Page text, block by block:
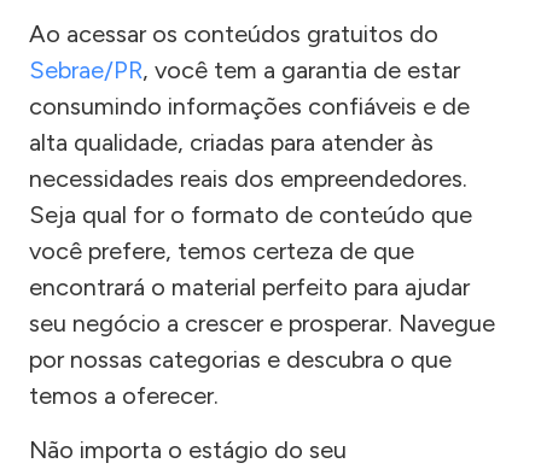
Ao acessar os conteúdos gratuitos do
Sebrae/PR, você tem a garantia de estar
consumindo informações confiáveis e de
alta qualidade, criadas para atender às
necessidades reais dos empreendedores.
Seja qual for o formato de conteúdo que
você prefere, temos certeza de que
encontrará o material perfeito para ajudar
seu negócio a crescer e prosperar. Navegue
por nossas categorias e descubra o que
temos a oferecer.
Não importa o estágio do seu